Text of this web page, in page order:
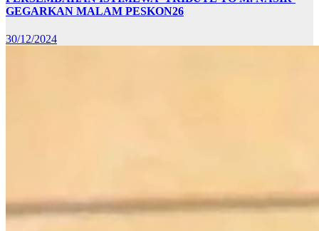
GEGARKAN MALAM PESKON26
30/12/2024